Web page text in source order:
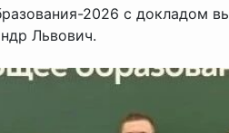
2026 с докладом
Львович.